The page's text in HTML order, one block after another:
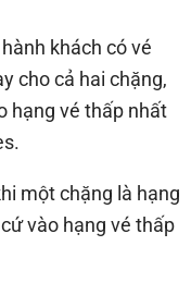
khách có vé
cho cả hai chặng,
hạng vé thấp nhất
một chặng là hạng
vào hạng vé thấp